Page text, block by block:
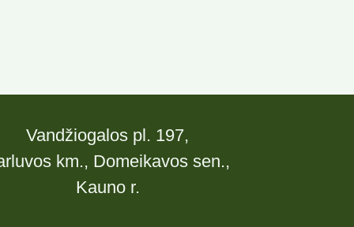
Vandžiogalos pl. 197,
km., Domeikavos sen.,
Kauno r.